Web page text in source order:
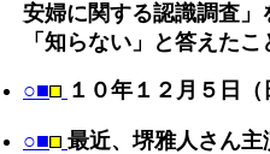
安婦に関する認識調査」
「知らない」と答えた
○■ １０年１２月５日（
○■ 最近、堺雅人さん